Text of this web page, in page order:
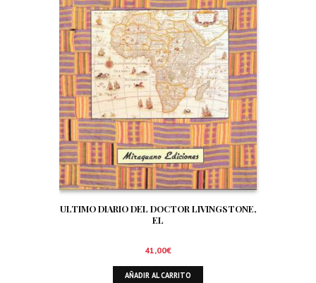
ULTIMO DIARIO DEL DOCTOR LIVINGSTONE,
EL
41,00€
AÑADIR AL CARRITO